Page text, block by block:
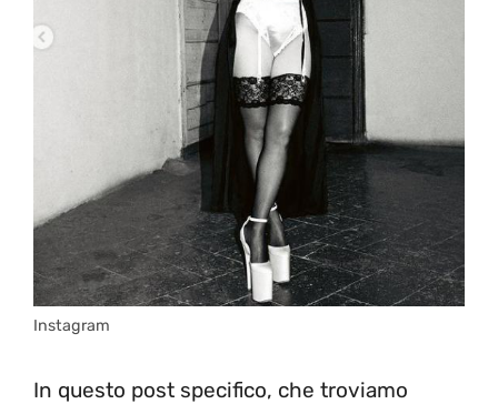
Instagram
In questo post specifico, che troviamo